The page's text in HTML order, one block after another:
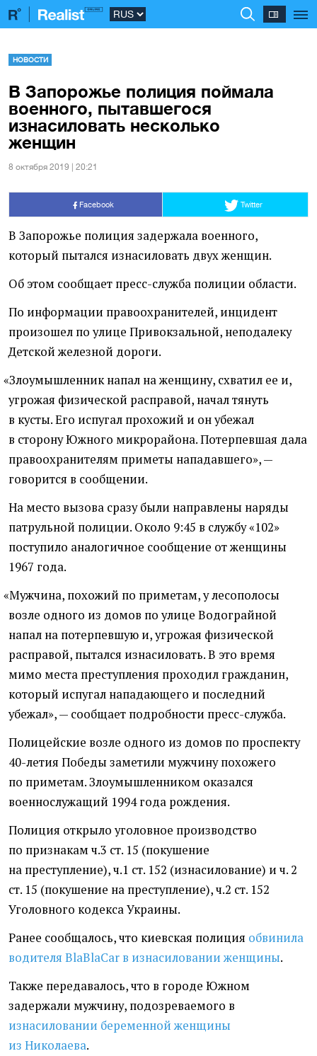
НОВОСТИ
В Запорожье полиция поймала
военного, пытавшегося
изнасиловать несколько
женщин
8 октября 2019 | 20:21
Facebook Twitter
В Запорожье полиция задержала военного,
который пытался изнасиловать двух женщин.
Об этом сообщает пресс-служба полиции области.
По информации правоохранителей, инцидент
произошел по улице Привокзальной, неподалеку
Детской железной дороги.
«Злоумышленник напал на женщину, схватил ее и,
угрожая физической расправой, начал тянуть
в кусты. Его испугал прохожий и он убежал
в сторону Южного микрорайона. Потерпевшая дала
правоохранителям приметы нападавшего», —
говорится в сообщении.
На место вызова сразу были направлены наряды
патрульной полиции. Около 9:45 в службу«102»
поступило аналогичное сообщение от женщины
1967 года.
«Мужчина, похожий по приметам, у лесополосы
возле одного из домов по улице Водограйной
напал на потерпевшую и, угрожая физической
расправой, пытался изнасиловать. В это время
мимо места преступления проходил гражданин,
который испугал нападающего и последний
убежал», — сообщает подробности пресс-служба.
Полицейские возле одного из домов по проспекту
40-летия Победы заметили мужчину похожего
по приметам. Злоумышленником оказался
военнослужащий 1994 года рождения.
Полиция открыло уголовное производство
по признакам ч.3 ст. 15 (покушение
на преступление), ч.1 ст. 152 (изнасилование) и ч. 2
ст. 15 (покушение на преступление), ч.2 ст. 152
Уголовного кодекса Украины.
Ранее сообщалось, что киевская полиция обвинила
водителя BlaBlaCar в изнасиловании женщины.
Также передавалось, что в городе Южном
задержали мужчину, подозреваемого в
изнасиловании беременной женщины
из Николаева.